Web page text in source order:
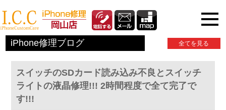
iPhone修理ブログ 全てを見る
スイッチのSDカード読み込み不良とスイッチ
ライトの液晶修理!!! 2時間程度で全て完了で
す!!!